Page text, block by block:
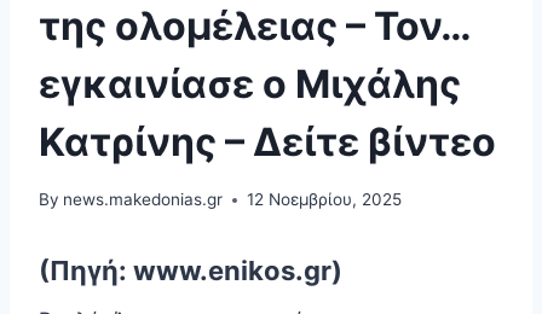
της ολομέλειας – Τον…
εγκαινίασε ο Μιχάλης
Κατρίνης – Δείτε βίντεο
By news.makedonias.gr 12 Νοεμβρίου, 2025
(Πηγή: www.enikos.gr)